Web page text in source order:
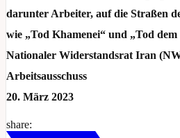
darunter Arbeiter, auf die Straßen
wie „Tod Khamenei“ und „Tod
Nationaler Widerstandsrat Iran
Arbeitsausschuss
20. März 2023
share: